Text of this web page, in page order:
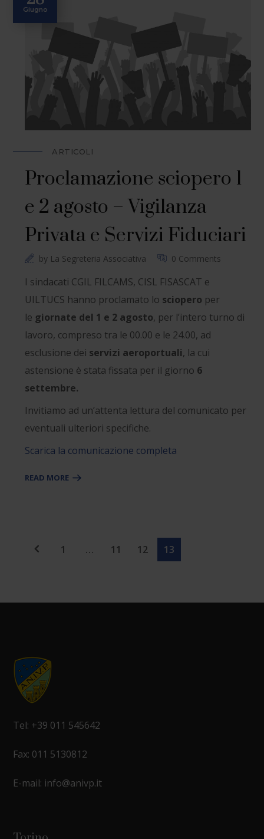
Giugno
ARTICOLI
Proclamazione sciopero 1
e 2 agosto – Vigilanza
Privata e Servizi Fiduciari
by La Segreteria Associativa 0 Comments
I sindacati CGIL FILCAMS, CISL FISASCAT e
UILTUCS hanno proclamato lo sciopero per
le giornate del 1 e 2 agosto, per l’intero turno di
lavoro, compreso tra le 00.00 e le 24.00, ad
esclusione dei servizi aeroportuali, la cui
astensione è stata fissata per il giorno 6
settembre.
Invitiamo ad un’attenta lettura del comunicato per
eventuali ulteriori specifiche.
Scarica la comunicazione completa
READ MORE
1 … 11 12 13
Tel: +39 011 545642
Fax: 011 5130812
E-mail: info@anivp.it